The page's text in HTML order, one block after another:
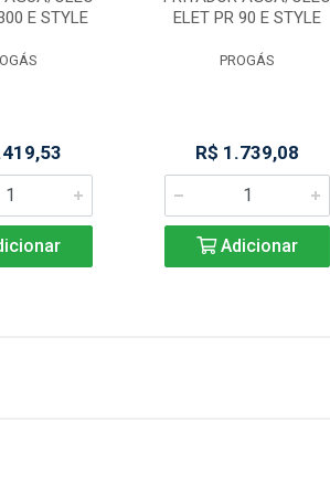
E STYLE
ELET PR 90 E STYLE
PROGÁS
R$ 1.739,08
Adicionar